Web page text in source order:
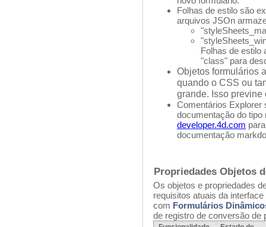
Folhas de estilo são
arquivos JSOn
Folhas de estilo
"class" para
Objetos formulários
quando o CSS ou
grande. Isso previne
Comentários Explorer
documentação do
developer.4d.com
documentação
Propriedades Objetos
Os objetos e propriedades
requisitos atuais da
com Formulários
de registro de conversão de